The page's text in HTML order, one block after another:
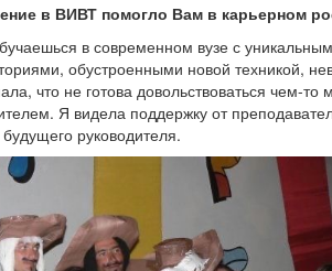
в ВИВТ помогло Вам в карьерном
в современном вузе с
обустроенными новой техникой,
что не готова довольствоваться чем-
Я видела поддержку от
руководителя.